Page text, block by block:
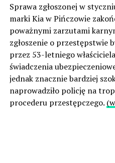
Sprawa zgłoszonej w
marki Kia w Pińczowie
poważnymi zarzutami
zgłoszenie o przestępstwie
przez 53-letniego
świadczenia
jednak znacznie bardziej
naprowadziło policję na
procederu przestępczego.